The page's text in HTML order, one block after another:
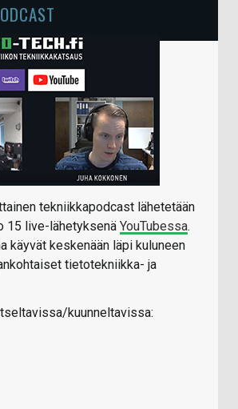
tekniikkapodcast lähetetään
15 live-lähetyksenä YouTubessa.
käyvät keskenään läpi kuluneen
tietotekniikka- ja
kuunneltavissa: